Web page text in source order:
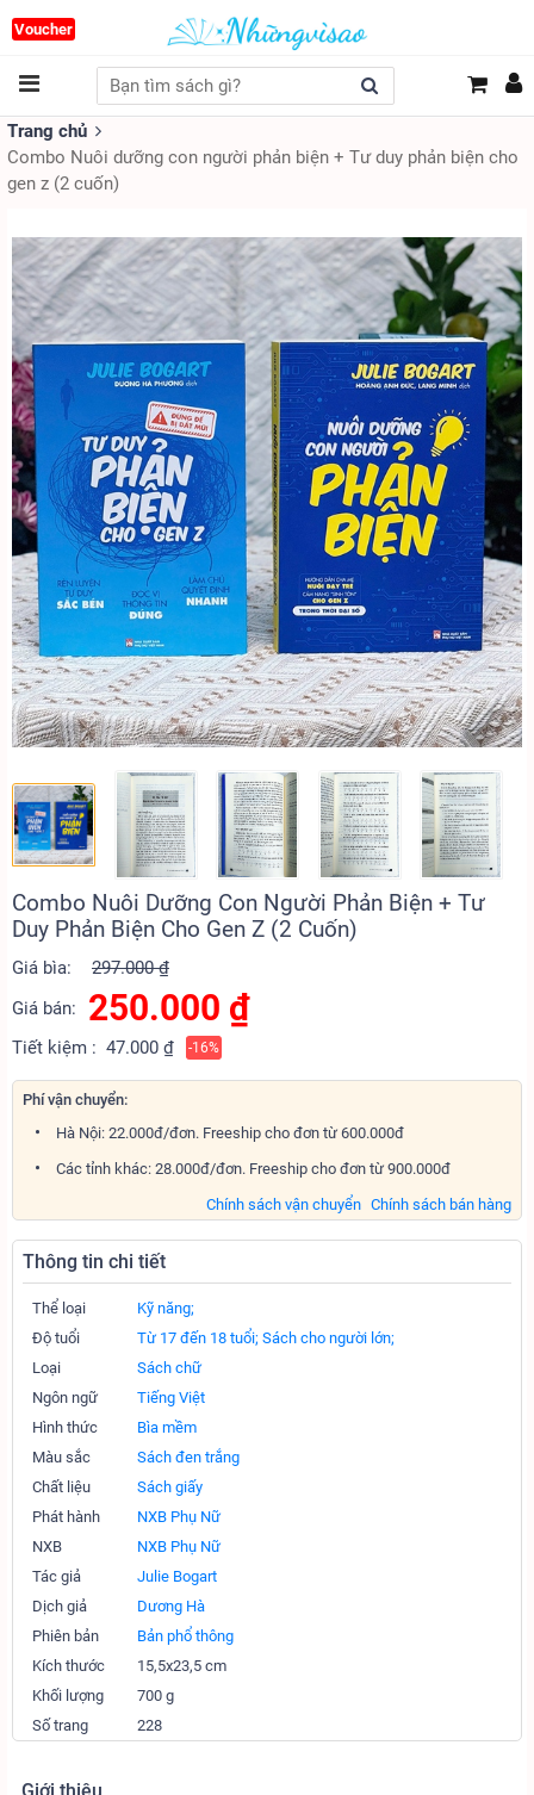
Voucher
Trang chủ
Combo Nuôi dưỡng con người phản biện + Tư duy phản biện cho
gen z (2 cuốn)
Combo Nuôi Dưỡng Con Người Phản Biện + Tư
Duy Phản Biện Cho Gen Z (2 Cuốn)
Giá bìa:
297.000 ₫
Giá bán:
250.000 ₫
Tiết kiệm : 47.000 ₫ -16%
Phí vận chuyển:
Hà Nội: 22.000đ/đơn. Freeship cho đơn từ 600.000đ
Các tỉnh khác: 28.000đ/đơn. Freeship cho đơn từ 900.000đ
Chính sách bán hàng
Chính sách vận chuyển
Thông tin chi tiết
Thể loại
Kỹ năng;
Độ tuổi
Từ 17 đến 18 tuổi; Sách cho người lớn;
Loại
Sách chữ
Ngôn ngữ
Tiếng Việt
Hình thức
Bìa mềm
Màu sắc
Sách đen trắng
Chất liệu
Sách giấy
Phát hành
NXB Phụ Nữ
NXB
NXB Phụ Nữ
Tác giả
Julie Bogart
Dịch giả
Dương Hà
Phiên bản
Bản phổ thông
Kích thước
15,5x23,5 cm
Khối lượng
700 g
Số trang
228